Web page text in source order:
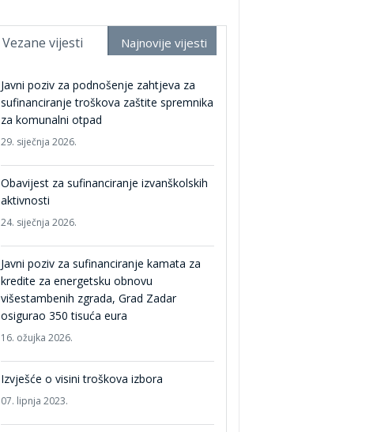
Vezane vijesti Najnovije vijesti
Javni poziv za podnošenje zahtjeva za
sufinanciranje troškova zaštite spremnika
za komunalni otpad
29. siječnja 2026.
Obavijest za sufinanciranje izvanškolskih
aktivnosti
24. siječnja 2026.
Javni poziv za sufinanciranje kamata za
kredite za energetsku obnovu
višestambenih zgrada, Grad Zadar
osigurao 350 tisuća eura
16. ožujka 2026.
Izvješće o visini troškova izbora
07. lipnja 2023.